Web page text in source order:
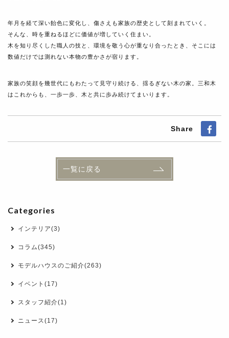
年月を経て深い飴色に変化し、傷さえも家族の歴史として刻まれていく。
そんな、時を重ねるほどに価値が増していく住まい。
木を知り尽くした職人の技と、環境を敬う心が重なり合ったとき、そこには
数値だけでは測れない本物の豊かさが宿ります。
家族の笑顔を幾世代にもわたって見守り続ける、揺るぎない木の家。三和木
はこれからも、一歩一歩、木と共に歩み続けてまいります。
Share
一覧に戻る
Categories
インテリア(3)
コラム(345)
モデルハウスのご紹介(263)
イベント(17)
スタッフ紹介(1)
ニュース(17)